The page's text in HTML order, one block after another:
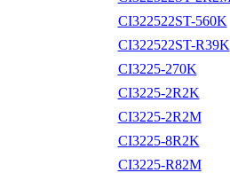
CI322522ST-560K
CI322522ST-R39K
CI3225-270K
CI3225-2R2K
CI3225-2R2M
CI3225-8R2K
CI3225-R82M